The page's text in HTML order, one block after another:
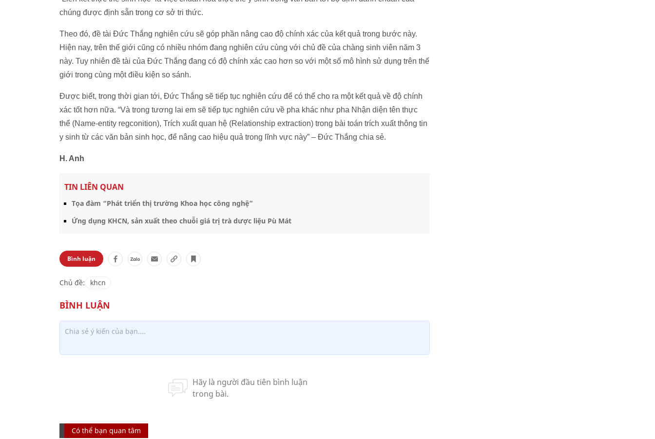
chúng được định sẵn trong cơ sở tri thức.
Theo đó, đề tài Đức Thắng nghiên cứu sẽ góp phần nâng cao độ chính xác của kết quả trong bước này.
Hiện nay, trên thế giới cũng có nhiều nhóm đang nghiên cứu cùng với chủ đề của chàng sinh viên năm 3
này. Tuy nhiên đề tài của Đức Thắng đang có độ chính xác cao hơn so với một số mô hình sử dụng trên thế
giới trong cùng một điều kiện so sánh.
Được biết, trong thời gian tới, Đức Thắng sẽ tiếp tục nghiên cứu để có thể cho ra một kết quả về độ chính
xác tốt hơn nữa. “Và trong tương lai em sẽ tiếp tục nghiên cứu về pha khác như pha Nhận diện tên thực
thể (Name-entity regconition), Trích xuất quan hệ (Relationship extraction) trong bài toán trích xuất thông tin
y sinh từ các văn bản sinh học, để nâng cao hiệu quả trong lĩnh vực này” – Đức Thắng chia sẻ.
H. Anh
TIN LIÊN QUAN
Tọa đàm “Phát triển thị trường Khoa học công nghệ”
Ứng dụng KHCN, sản xuất theo chuỗi giá trị trà dược liệu Pù Mát
Bình luận
Chủ đề: khcn
Có thể bạn quan tâm